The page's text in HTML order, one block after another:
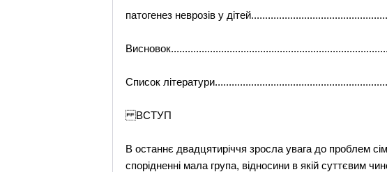
патогенез неврозів у
Список
ВСТУП
В останнє двадцятиріччя зросла увага до проблем
спорідненні мала група, відносини в якій суттєвим